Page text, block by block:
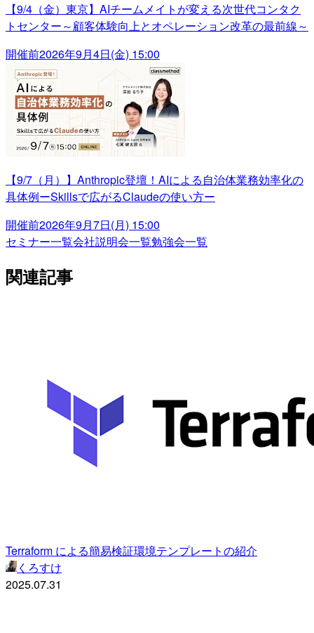
【9/4（金）東京】AIチームメイトが変える次世代コンタク
トセンター～顧客体験向上とオペレーション改革の最前線～
開催前2026年9月4日(金) 15:00
【9/7（月）】Anthropic登壇！AIによる自治体業務効率化の
具体例ーSkillsで広がるClaudeの使い方ー
開催前2026年9月7日(月) 15:00
セミナー一覧会社説明会一覧勉強会一覧
関連記事
Terraform による簡易検証環境テンプレートの紹介
くろすけ
2025.07.31